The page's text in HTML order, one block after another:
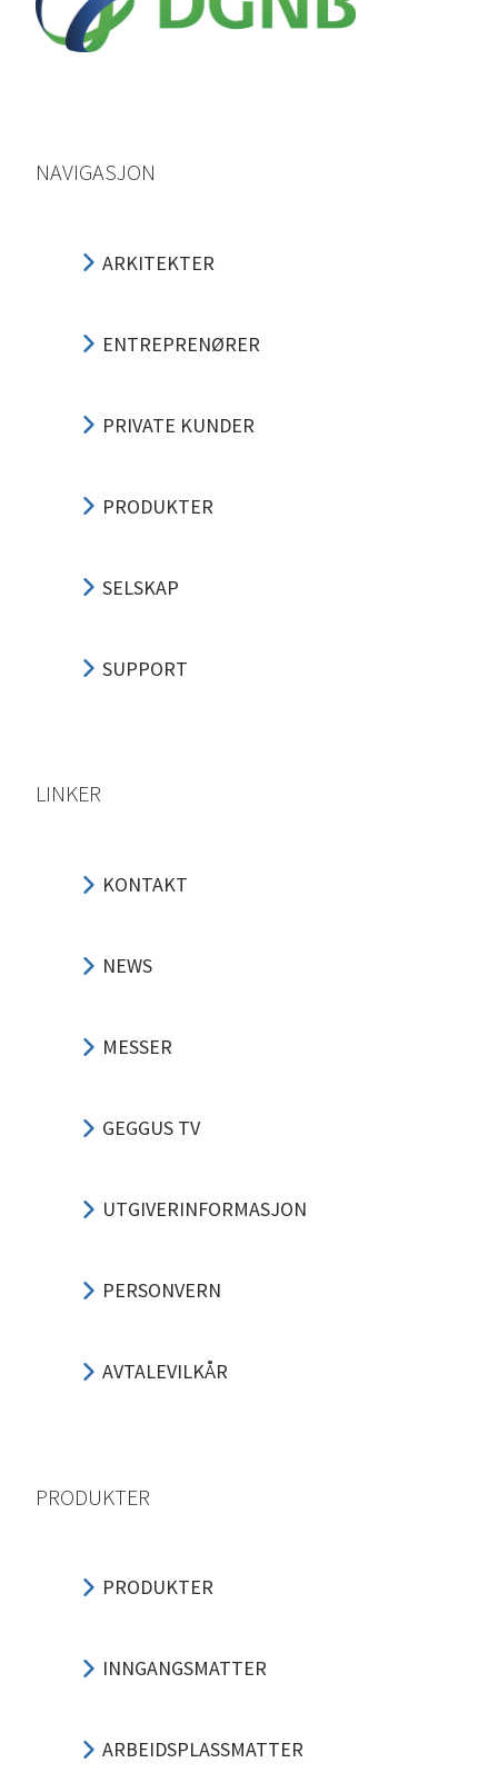
NAVIGASJON
ARKITEKTER
ENTREPRENØRER
PRIVATE KUNDER
PRODUKTER
SELSKAP
SUPPORT
LINKER
KONTAKT
NEWS
MESSER
GEGGUS TV
UTGIVERINFORMASJON
PERSONVERN
AVTALEVILKÅR
PRODUKTER
PRODUKTER
INNGANGSMATTER
ARBEIDSPLASSMATTER